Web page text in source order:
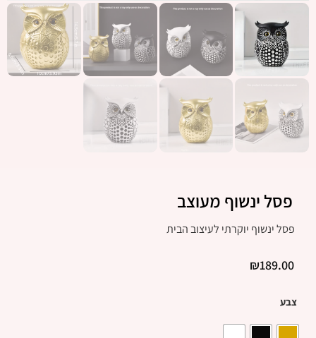
פסל ינשוף מעוצב
פסל ינשוף יוקרתי לעיצוב הבית
₪189.00
צבע